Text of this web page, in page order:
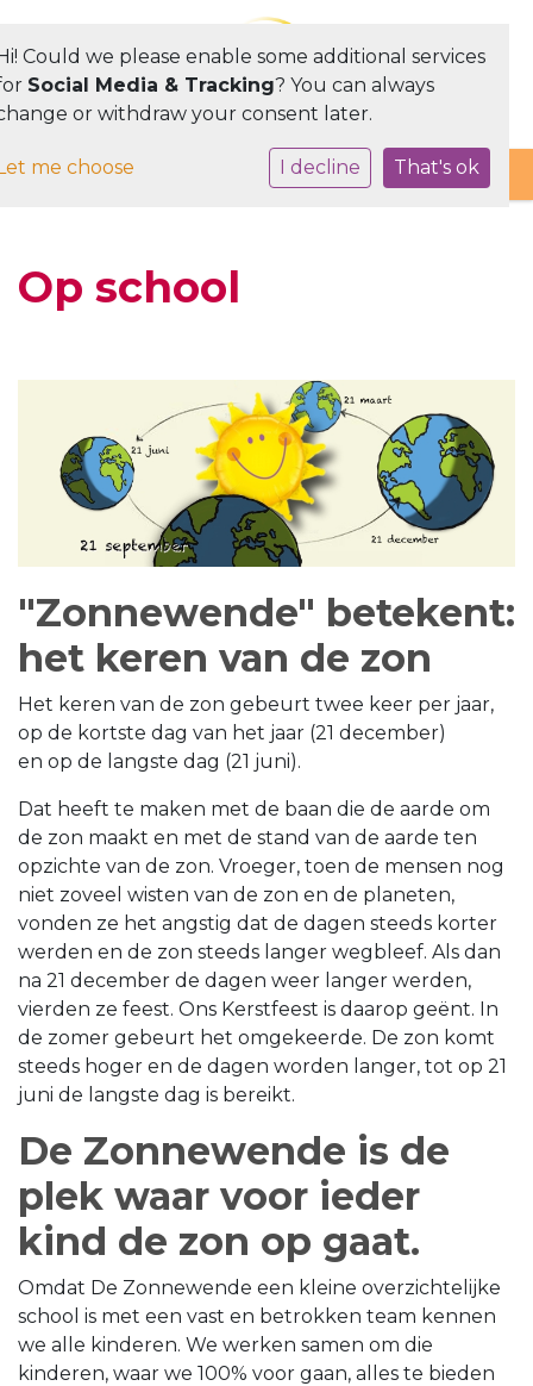
Toggle navigation
Op school
"Zonnewende" betekent:
het keren van de zon
Het keren van de zon gebeurt twee keer per jaar,
op de kortste dag van het jaar (21 december)
en op de langste dag (21 juni).
Dat heeft te maken met de baan die de aarde om
de zon maakt en met de stand van de aarde ten
opzichte van de zon. Vroeger, toen de mensen nog
niet zoveel wisten van de zon en de planeten,
vonden ze het angstig dat de dagen steeds korter
werden en de zon steeds langer wegbleef. Als dan
na 21 december de dagen weer langer werden,
vierden ze feest. Ons Kerstfeest is daarop geënt. In
de zomer gebeurt het omgekeerde. De zon komt
steeds hoger en de dagen worden langer, tot op 21
juni de langste dag is bereikt.
De Zonnewende is de
plek waar voor ieder
kind de zon op gaat.
Omdat De Zonnewende een kleine overzichtelijke
school is met een vast en betrokken team kennen
we alle kinderen. We werken samen om die
kinderen, waar we 100% voor gaan, alles te bieden
Could we please enable some additional services
Social Media & Tracking? You can always
or withdraw your consent later.
me choose I decline That's ok